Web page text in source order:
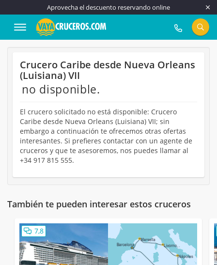
Aprovecha el descuento reservando online
917 815 555
Crucero Caribe desde Nueva Orleans
(Luisiana) VII
no disponible.
El crucero solicitado no está disponible: Crucero
Caribe desde Nueva Orleans (Luisiana) VII; sin
embargo a continuación te ofrecemos otras ofertas
interesantes. Si prefieres contactar con un agente de
cruceros y que te asesoremos, nos puedes llamar al
+34 917 815 555.
También te pueden interesar estos cruceros
7,8